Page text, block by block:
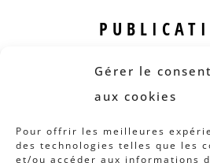
Gérer le
aux cookies
Pour offrir les meilleures
des technologies telles que les
et/ou accéder aux informations
Revue B.I.S.
Rapports et analyses
Articles